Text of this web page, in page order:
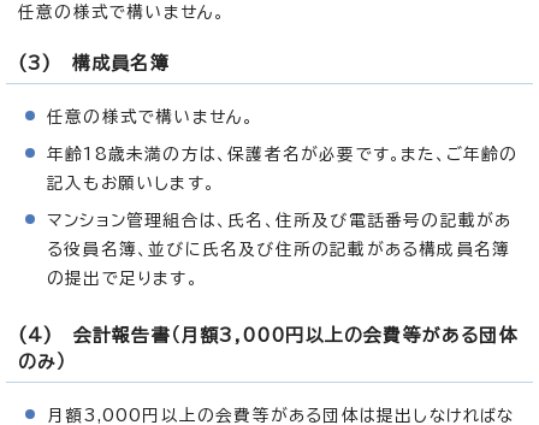
任意の様式で構いません。
(3) 構成員名簿
任意の様式で構いません。
年齢18歳未満の方は、保護者名が必要です。また、ご年齢の
記入もお願いします。
マンション管理組合は、氏名、住所及び電話番号の記載があ
る役員名簿、並びに氏名及び住所の記載がある構成員名簿
の提出で足ります。
(4) 会計報告書（月額3,000円以上の会費等がある団体
のみ）
月額3,000円以上の会費等がある団体は提出しなければな